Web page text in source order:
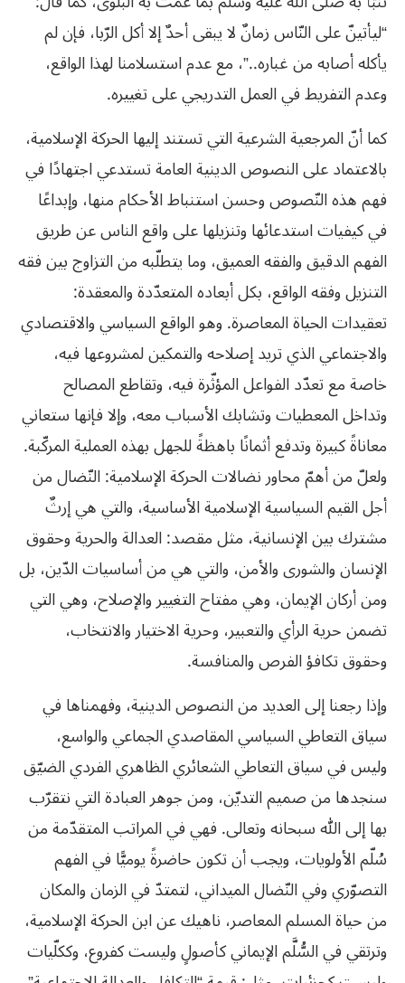
“ليأتينّ على النّاس زمانٌ لا يبقى أحدٌ إلا أكل الرّبا، فإن لم
يأكله أصابه من غباره..”، مع عدم استسلامنا لهذا الواقع،
وعدم التفريط في العمل التدريجي على تغييره.
كما أنّ المرجعية الشرعية التي تستند إليها الحركة الإسلامية،
بالاعتماد على النصوص الدينية العامة تستدعي اجتهادًا في
فهم هذه النّصوص وحسن استنباط الأحكام منها، وإبداعًا
في كيفيات استدعائها وتنزيلها على واقع الناس عن طريق
الفهم الدقيق والفقه العميق، وما يتطلّبه من التزاوج بين فقه
التنزيل وفقه الواقع، بكل أبعاده المتعدّدة والمعقدة:
تعقيدات الحياة المعاصرة. وهو الواقع السياسي والاقتصادي
والاجتماعي الذي تريد إصلاحه والتمكين لمشروعها فيه،
خاصة مع تعدّد الفواعل المؤثّرة فيه، وتقاطع المصالح
وتداخل المعطيات وتشابك الأسباب معه، وإلا فإنها ستعاني
معاناةً كبيرة وتدفع أثمانًا باهظةً للجهل بهذه العملية المركّبة.
ولعلّ من أهمّ محاور نضالات الحركة الإسلامية: النّضال من
أجل القيم السياسية الإسلامية الأساسية، والتي هي إرثٌ
مشترك بين الإنسانية، مثل مقصد: العدالة والحرية وحقوق
الإنسان والشورى والأمن، والتي هي من أساسيات الدّين، بل
ومن أركان الإيمان، وهي مفتاح التغيير والإصلاح، وهي التي
تضمن حرية الرأي والتعبير، وحرية الاختيار والانتخاب،
وحقوق تكافؤ الفرص والمنافسة.
وإذا رجعنا إلى العديد من النصوص الدينية، وفهمناها في
سياق التعاطي السياسي المقاصدي الجماعي والواسع،
وليس في سياق التعاطي الشعائري الظاهري الفردي الضيّق
سنجدها من صميم التديّن، ومن جوهر العبادة التي نتقرّب
بها إلى الله سبحانه وتعالى. فهي في المراتب المتقدّمة من
سُلّم الأولويات، ويجب أن تكون حاضرةً يوميًّا في الفهم
التصوّري وفي النّضال الميداني، لتمتدّ في الزمان والمكان
من حياة المسلم المعاصر، ناهيك عن ابن الحركة الإسلامية،
وترتقي في السُّلَّم الإيماني كأصولٍ وليست كفروع، وككلّيات